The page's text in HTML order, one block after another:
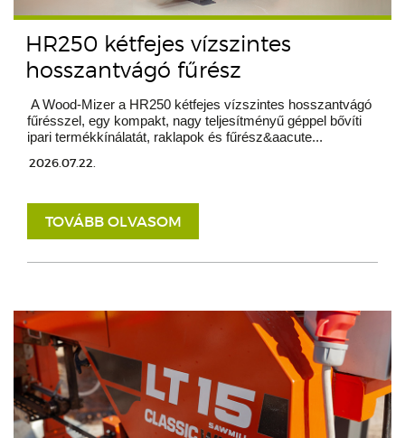
HR250 kétfejes vízszintes
hosszantvágó fűrész
A Wood-Mizer a HR250 kétfejes vízszintes hosszantvágó
fűrésszel, egy kompakt, nagy teljesítményű géppel bővíti
ipari termékkínálatát, raklapok és fűrész&aacute...
2026.07.22.
TOVÁBB OLVASOM